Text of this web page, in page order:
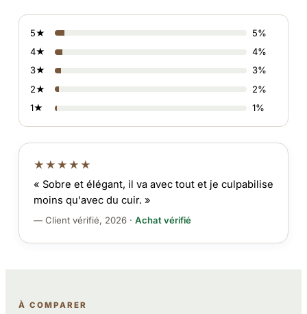
5★
5%
4★
4%
3★
3%
2★
2%
1★
1%
★★★★★
« Sobre et élégant, il va avec tout et je culpabilise
moins qu'avec du cuir. »
— Client vérifié, 2026 · Achat vérifié
À COMPARER